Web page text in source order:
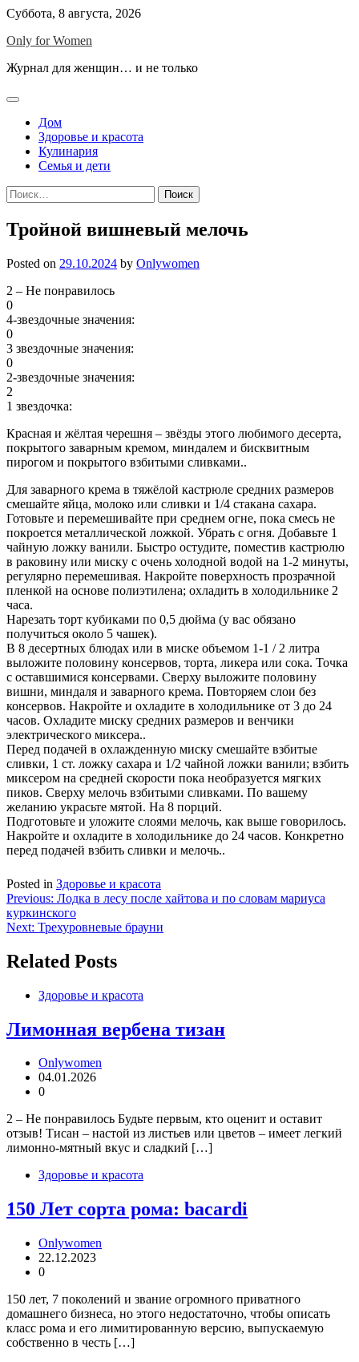
Skip
content
Суббота, 8 августа, 2026
Only for Women
Журнал для женщин… и не только
Дом
Здоровье и красота
Кулинария
Семья и дети
Найти:
Тройной вишневый мелочь
Posted on 29.10.2024 by Onlywomen
2 – Не понравилось
0
4-звездочные значения:
0
3 звездочные значения:
0
2-звездочные значения:
2
1 звездочка:
Красная и жёлтая черешня – звёзды этого любимого десерта,
покрытого заварным кремом, миндалем и бисквитным
пирогом и покрытого взбитыми сливками..
Для заварного крема в тяжёлой кастрюле средних размеров
смешайте яйца, молоко или сливки и 1/4 стакана сахара.
Готовьте и перемешивайте при среднем огне, пока смесь не
покроется металлической ложкой. Убрать с огня. Добавьте 1
чайную ложку ванили. Быстро остудите, поместив кастрюлю
в раковину или миску с очень холодной водой на 1-2 минуты,
регулярно перемешивая. Накройте поверхность прозрачной
пленкой на основе полиэтилена; охладить в холодильнике 2
часа.
Нарезать торт кубиками по 0,5 дюйма (у вас обязано
получиться около 5 чашек).
В 8 десертных блюдах или в миске объемом 1-1 / 2 литра
выложите половину консервов, торта, ликера или сока. Точка
с оставшимися консервами. Сверху выложите половину
вишни, миндаля и заварного крема. Повторяем слои без
консервов. Накройте и охладите в холодильнике от 3 до 24
часов. Охладите миску средних размеров и венчики
электрического миксера..
Перед подачей в охлажденную миску смешайте взбитые
сливки, 1 ст. ложку сахара и 1/2 чайной ложки ванили; взбить
миксером на средней скорости пока необразуется мягких
пиков. Сверху мелочь взбитыми сливками. По вашему
желанию украсьте мятой. На 8 порций.
Подготовьте и уложите слоями мелочь, как выше говорилось.
Накройте и охладите в холодильнике до 24 часов. Конкретно
перед подачей взбить сливки и мелочь..
Posted in Здоровье и красота
Навигация
по
Previous: Лодка в лесу после хайтова и по словам мариуса
куркинского
Next: Трехуровневые брауни
Related Posts
Здоровье и красота
Лимонная вербена тизан
Onlywomen
04.01.2026
0
2 – Не понравилось Будьте первым, кто оценит и оставит
отзыв! Тисан – настой из листьев или цветов – имеет легкий
лимонно-мятный вкус и сладкий […]
Здоровье и красота
150 Лет сорта рома: bacardi
Onlywomen
22.12.2023
0
150 лет, 7 поколений и звание огромного приватного
домашнего бизнеса, но этого недостаточно, чтобы описать
класс рома и его лимитированную версию, выпускаемую
собственно в честь […]